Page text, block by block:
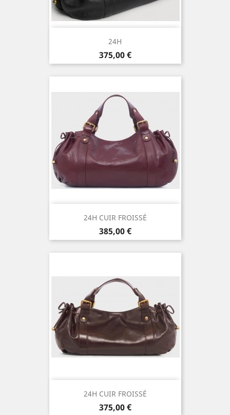
24H
Prix
375,00 €
24H CUIR FROISSÉ
Prix
385,00 €
24H CUIR FROISSÉ
Prix
375,00 €